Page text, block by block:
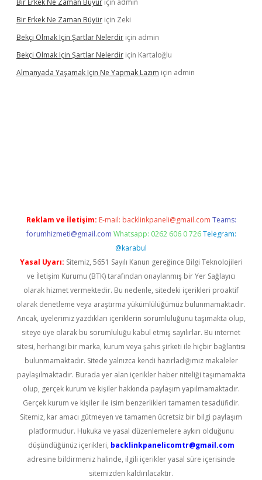
Bir Erkek Ne Zaman Büyür için admin
Bir Erkek Ne Zaman Büyür için Zeki
Bekçi Olmak Için Şartlar Nelerdir için admin
Bekçi Olmak Için Şartlar Nelerdir için Kartaloğlu
Almanyada Yaşamak Için Ne Yapmak Lazım için admin
Reklam ve İletişim: E-mail: backlinkpaneli@gmail.com Teams:
forumhizmeti@gmail.com Whatsapp: 0262 606 0 726 Telegram:
@karabul
Yasal Uyarı: Sitemiz, 5651 Sayılı Kanun gereğince Bilgi Teknolojileri
ve İletişim Kurumu (BTK) tarafından onaylanmış bir Yer Sağlayıcı
olarak hizmet vermektedir. Bu nedenle, sitedeki içerikleri proaktif
olarak denetleme veya araştırma yükümlülüğümüz bulunmamaktadır.
Ancak, üyelerimiz yazdıkları içeriklerin sorumluluğunu taşımakta olup,
siteye üye olarak bu sorumluluğu kabul etmiş sayılırlar. Bu internet
sitesi, herhangi bir marka, kurum veya şahıs şirketi ile hiçbir bağlantısı
bulunmamaktadır. Sitede yalnızca kendi hazırladığımız makaleler
paylaşılmaktadır. Burada yer alan içerikler haber niteliği taşımamakta
olup, gerçek kurum ve kişiler hakkında paylaşım yapılmamaktadır.
Gerçek kurum ve kişiler ile isim benzerlikleri tamamen tesadüfidir.
Sitemiz, kar amacı gütmeyen ve tamamen ücretsiz bir bilgi paylaşım
platformudur. Hukuka ve yasal düzenlemelere aykırı olduğunu
düşündüğünüz içerikleri, backlinkpanelicomtr@gmail.com
adresine bildirmeniz halinde, ilgili içerikler yasal süre içerisinde
sitemizden kaldırılacaktır.